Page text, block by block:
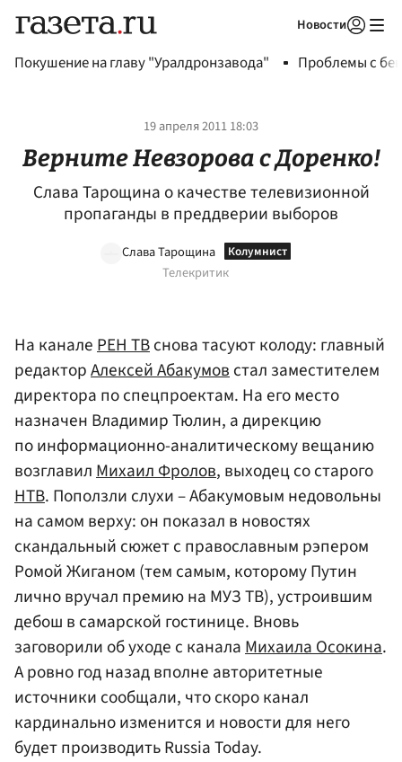
Новости
Покушение на главу "Уралдронзавода" Проблемы с
19 апреля 2011 18:03
Верните Невзорова с Доренко!
Слава Тарощина о качестве телевизионной
пропаганды в преддверии выборов
Слава Тарощина
Телекритик
На каналеРЕН ТВснова тасуют колоду: главный
редакторАлексей Абакумовстал заместителем
директора по спецпроектам. На его место
назначен Владимир Тюлин, а дирекцию
по информационно-аналитическому вещанию
возглавилМихаил Фролов, выходец со старого
НТВ. Поползли слухи – Абакумовым недовольны
на самом верху: он показал в новостях
скандальный сюжет с православным рэпером
Ромой Жиганом (тем самым, которому Путин
лично вручал премию на МУЗ ТВ), устроившим
дебош в самарской гостинице. Вновь
заговорили об уходе с каналаМихаила Осокина.
А ровно год назад вполне авторитетные
источники сообщали, что скоро канал
кардинально изменится и новости для него
будет производить Russia Today.